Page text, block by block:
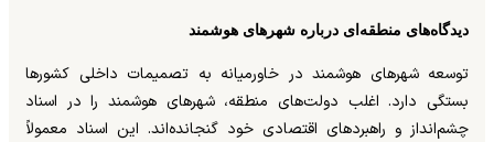
دیدگاه‌های منطقه‌ای درباره شهرهای هوشمند
توسعه شهرهای هوشمند در خاورمیانه به تصمیمات داخلی کشورها
بستگی دارد. اغلب دولت‌های منطقه، شهرهای هوشمند را در اسناد
چشم‌انداز و راهبردهای اقتصادی خود گنجانده‌اند. این اسناد معمولاً